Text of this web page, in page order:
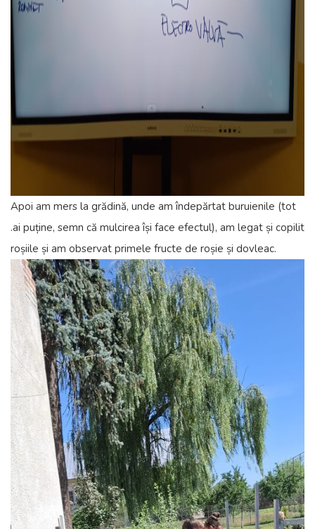
Apoi am mers la grădină, unde am îndepărtat buruienile (tot
.ai puține, semn că mulcirea își face efectul), am legat și copilit
roșiile și am observat primele fructe de roșie și dovleac.